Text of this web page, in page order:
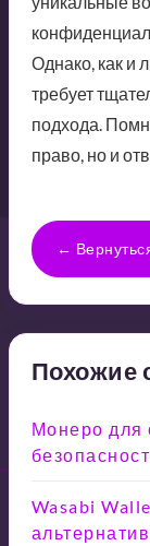
Однако, как и
требует
подхода.
право, но и
←
Похожие
Монеро для
Wasabi